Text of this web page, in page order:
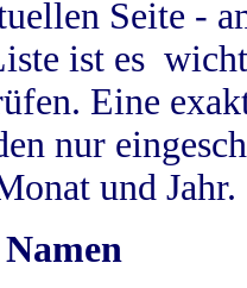
Seite -
ist es
Eine
nur
und Jahr.